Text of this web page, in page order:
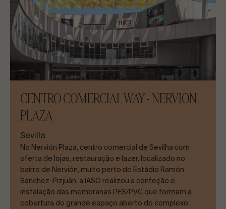
CENTRO COMERCIAL WAY - NERVION
PLAZA
Sevilla
No Nervión Plaza, centro comercial de Sevilha com
oferta de lojas, restauração e lazer, localizado no
bairro de Nervión, muito perto do Estádio Ramón
Sánchez-Pizjuán, a IASO realizou a confeção e
instalação das membranas PES/PVC que formam a
cobertura do grande espaço aberto do complexo.